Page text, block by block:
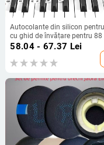
Autocolante din silicon
cu ghid de învățare pentru 88
taste
58.04 - 67.37 Lei